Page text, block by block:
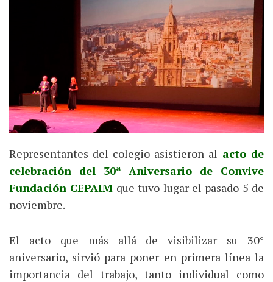
Representantes del colegio asistieron al acto de
celebración del 30ª Aniversario de Convive
Fundación CEPAIM que tuvo lugar el pasado 5 de
noviembre.
El acto que más allá de visibilizar su 30°
aniversario, sirvió para poner en primera línea la
importancia del trabajo, tanto individual como